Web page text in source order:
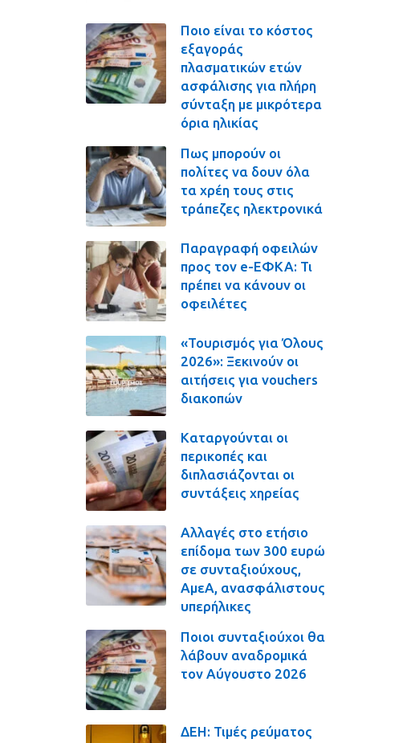
Ποιο είναι το κόστος
εξαγοράς
πλασματικών ετών
ασφάλισης για πλήρη
σύνταξη με μικρότερα
όρια ηλικίας
Πως μπορούν οι
πολίτες να δουν όλα
τα χρέη τους στις
τράπεζες ηλεκτρονικά
Παραγραφή οφειλών
προς τον e-ΕΦΚΑ: Τι
πρέπει να κάνουν οι
οφειλέτες
«Τουρισμός για Όλους
2026»: Ξεκινούν οι
αιτήσεις για vouchers
διακοπών
Καταργούνται οι
περικοπές και
διπλασιάζονται οι
συντάξεις χηρείας
Αλλαγές στο ετήσιο
επίδομα των 300 ευρώ
σε συνταξιούχους,
ΑμεΑ, ανασφάλιστους
υπερήλικες
Ποιοι συνταξιούχοι θα
λάβουν αναδρομικά
τον Αύγουστο 2026
ΔΕΗ: Τιμές ρεύματος